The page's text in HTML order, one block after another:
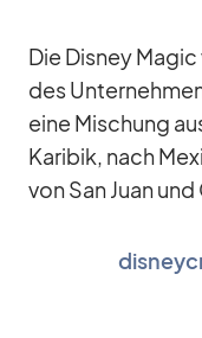
Die Dis­ney
des
eine Mi­schung
Ka­ri­bik, nach
von San Juan